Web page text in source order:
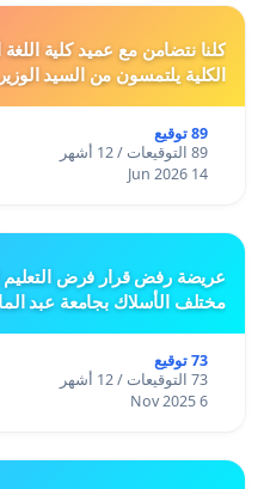
كلنا نتضامن مع عميد كلية
الكلية يلتمسون من السيد
89 توقيع
89 التوقيعات / 12 أشهر
14 Jun 2026
عريضة رفض قرار فرض
مختلف الأسلاك بجامعة عبد
73 توقيع
73 التوقيعات / 12 أشهر
6 Nov 2025